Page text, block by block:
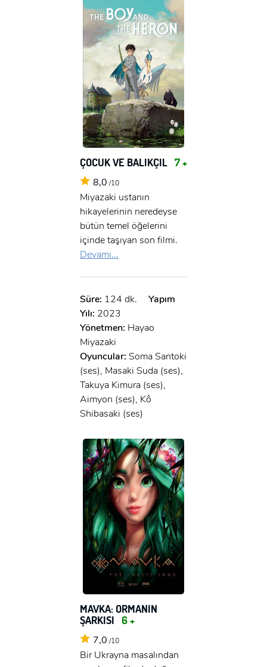
ÇOCUK VE BALIKÇIL 7 +
8,0 /10
Miyazaki ustanın
hikayelerinin neredeyse
bütün temel öğelerini
içinde taşıyan son filmi.
Devamı...
Süre: 124 dk.
Yapım
Yılı: 2023
Yönetmen: Hayao
Miyazaki
Oyuncular: Soma Santoki
(ses), Masaki Suda (ses),
Takuya Kimura (ses),
Aimyon (ses), Kô
Shibasaki (ses)
MAVKA: ORMANIN
ŞARKISI 6 +
7,0 /10
Bir Ukrayna masalından